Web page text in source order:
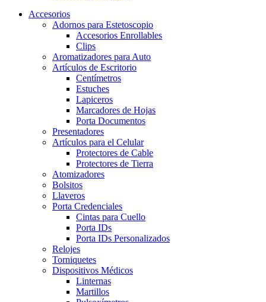
Accesorios
Adornos para Estetoscopio
Accesorios Enrollables
Clips
Aromatizadores para Auto
Artículos de Escritorio
Centímetros
Estuches
Lapiceros
Marcadores de Hojas
Porta Documentos
Presentadores
Artículos para el Celular
Protectores de Cable
Protectores de Tierra
Atomizadores
Bolsitos
Llaveros
Porta Credenciales
Cintas para Cuello
Porta IDs
Porta IDs Personalizados
Relojes
Torniquetes
Dispositivos Médicos
Linternas
Martillos